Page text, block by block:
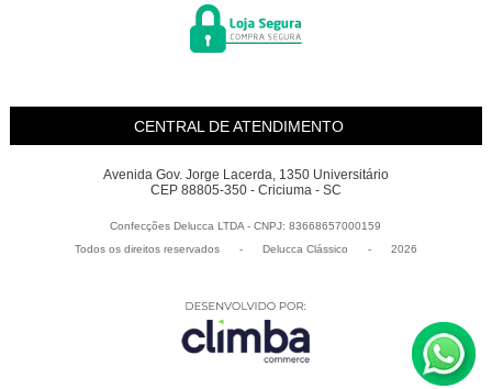
CENTRAL DE ATENDIMENTO
Avenida Gov. Jorge Lacerda, 1350 Universitário
CEP 88805-350 - Criciuma - SC
Confecções Delucca LTDA - CNPJ: 83668657000159
Todos os direitos reservados
- Delucca Clássico - 2026